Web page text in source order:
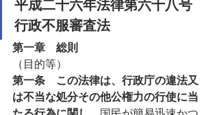
平成二十六年法律第六十八号
行政不服審査法
第一章　総則
（目的等）
第一条　この法律は、行政庁の違法又
は不当な処分その他公権力の行使に当